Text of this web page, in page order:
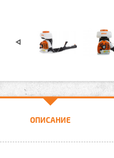
ОПИСАНИЕ